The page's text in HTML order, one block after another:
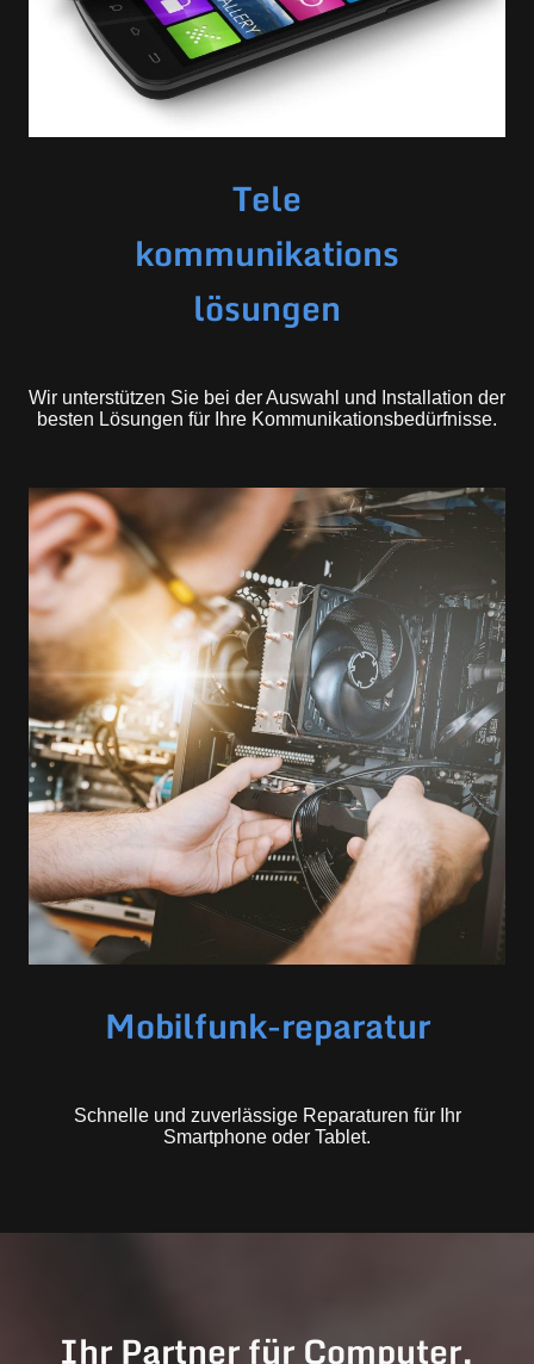
Tele
kommunikations
lösungen
Wir unterstützen Sie bei der Auswahl und Installation der
besten Lösungen für Ihre Kommunikationsbedürfnisse.
Mobilfunk-reparatur
Schnelle und zuverlässige Reparaturen für Ihr
Smartphone oder Tablet.
Ihr Partner für Computer,